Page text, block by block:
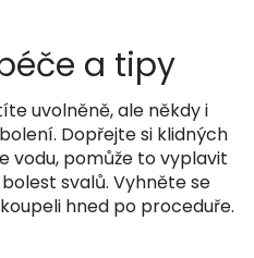
a tipy
uvolněně, ale někdy i
Dopřejte si klidných
vodu, pomůže to vyplavit
svalů. Vyhněte se
hned po proceduře.